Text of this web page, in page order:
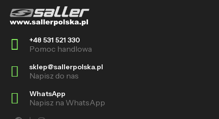
+48 531 521 330
Pomoc handlowa
sklep@sallerpolska.pl
Napisz do nas
WhatsApp
Napisz na WhatsApp